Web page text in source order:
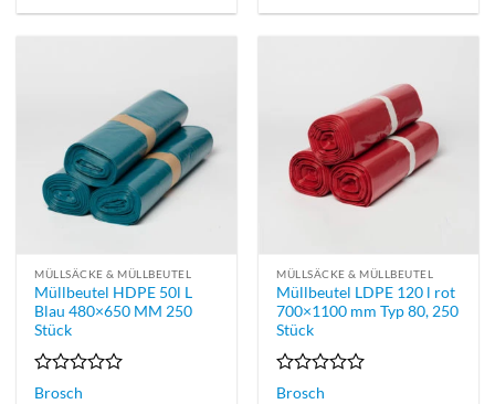
MÜLLSÄCKE & MÜLLBEUTEL
Müllbeutel HDPE 50l L
Blau 480×650 MM 250
Stück
Bewertet
Brosch
MÜLLSÄCKE & MÜLLBEUTEL
Müllbeutel LDPE 120 l rot
700×1100 mm Typ 80, 250
Stück
Bewertet
Brosch